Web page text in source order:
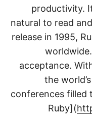
productivity.
natural to read
release in 1995,
acceptance.
the
conferences
Ruby](